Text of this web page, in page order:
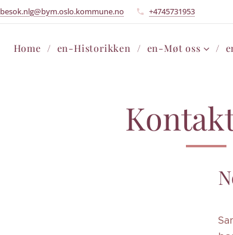
besok.nlg@bym.oslo.kommune.no +4745731953
Home en-Historikken en-Møt oss